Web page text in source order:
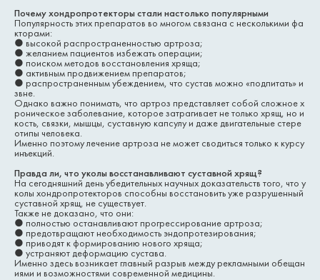
Почему хондропротекторы стали настолько популярными
Популярность этих препаратов во многом связана с несколькими фа
кторами:
● высокой распространенностью артроза;
● желанием пациентов избежать операции;
● поиском методов восстановления хряща;
● активным продвижением препаратов;
● распространенным убеждением, что сустав можно «подпитать» и
звне.
Однако важно понимать, что артроз представляет собой сложное х
роническое заболевание, которое затрагивает не только хрящ, но и
кость, связки, мышцы, суставную капсулу и даже двигательные стере
отипы человека.
Именно поэтому лечение артроза не может сводиться только к курсу
инъекций.
Правда ли, что уколы восстанавливают суставной хрящ?
На сегодняшний день убедительных научных доказательств того, что у
колы хондропротекторов способны восстановить уже разрушенный
суставной хрящ, не существует.
Также не доказано, что они:
● полностью останавливают прогрессирование артроза;
● предотвращают необходимость эндопротезирования;
● приводят к формированию нового хряща;
● устраняют деформацию сустава.
Именно здесь возникает главный разрыв между рекламными обещан
иями и возможностями современной медицины.